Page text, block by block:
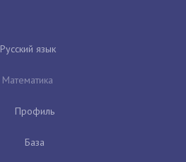
Русский язык
Математика
Профиль
База